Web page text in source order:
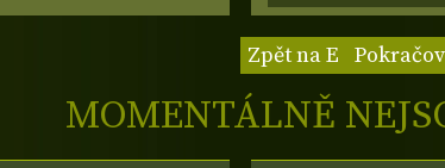
Zpět na E
MOMENTÁLNĚ